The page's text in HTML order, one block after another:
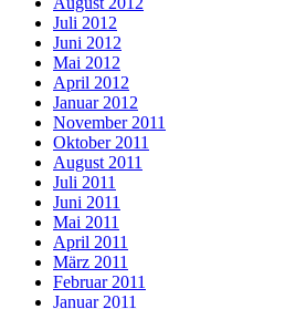
Juli 2012
Juni 2012
Mai 2012
April 2012
Januar 2012
November 2011
Oktober 2011
August 2011
Juli 2011
Juni 2011
Mai 2011
April 2011
März 2011
Februar 2011
Januar 2011